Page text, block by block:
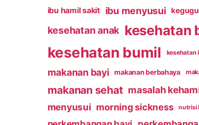
ibu hamil sakit ibu menyusui
kesehatan anak kesehatan
kesehatan bumil kesehatan
makanan bayi makanan berbahaya
makanan sehat masalah
menyusui morning sickness nutrisi